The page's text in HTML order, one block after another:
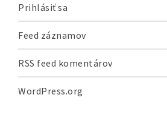
Prihlásiť sa
Feed záznamov
RSS feed komentárov
WordPress.org